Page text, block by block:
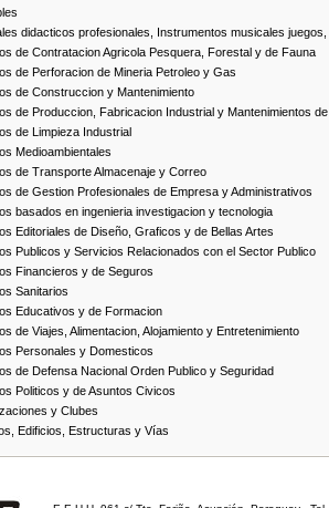
didacticos profesionales, Instrumentos musicales juegos,
de Contratacion Agricola Pesquera, Forestal y de Fauna
de Perforacion de Mineria Petroleo y Gas
de Construccion y Mantenimiento
de Produccion, Fabricacion Industrial y Mantenimientos
de Limpieza Industrial
Medioambientales
de Transporte Almacenaje y Correo
de Gestion Profesionales de Empresa y Administrativos
basados en ingenieria investigacion y tecnologia
Editoriales de Diseño, Graficos y de Bellas Artes
Publicos y Servicios Relacionados con el Sector Publico
Financieros y de Seguros
Sanitarios
Educativos y de Formacion
de Viajes, Alimentacion, Alojamiento y Entretenimiento
Personales y Domesticos
de Defensa Nacional Orden Publico y Seguridad
Politicos y de Asuntos Civicos
y Clubes
Edificios, Estructuras y Vías